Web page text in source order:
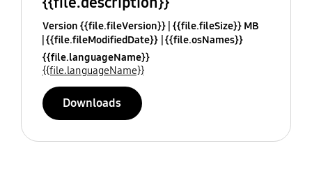
Version {{file.fileVersion}} {{file.fileSize}} MB
{{file.fileModifiedDate}} {{file.osNames}}
{{file.languageName}}
{{file.languageName}}
Downloads